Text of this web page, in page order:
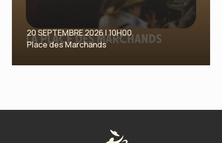
20 SEPTEMBRE 2026 | 10H00
Place des Marchands